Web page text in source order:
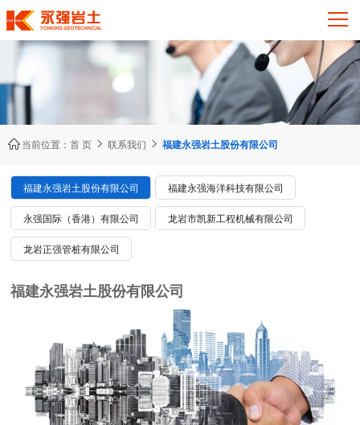
当前位置： 首 页  联系我们  福建永强岩土股份有限公司
福建永强岩土股份有限公司 福建永强海洋科技有限公司
永强国际（香港）有限公司 龙岩市凯新工程机械有限公司
龙岩正强管桩有限公司
福建永强岩土股份有限公司